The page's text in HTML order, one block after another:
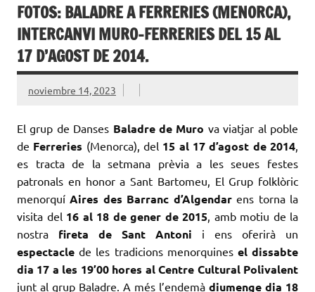
FOTOS: BALADRE A FERRERIES (MENORCA),
INTERCANVI MURO-FERRERIES DEL 15 AL
17 D’AGOST DE 2014.
noviembre 14, 2023
El grup de Danses Baladre de Muro va viatjar al poble
de Ferreries (Menorca), del 15 al 17 d’agost de 2014
es tracta de la setmana prèvia a les seues festes
patronals en honor a Sant Bartomeu, El Grup folklòric
menorquí Aires des Barranc d’Algendarens torna la
visita del 16 al 18 de gener de 2015 , amb motiu de la
nostra fireta de Sant Antoni i ens oferirà un
espectacle de les tradicions menorquines el dissabte
dia 17 a les 19’00 hores al Centre Cultural Polivalent
junt al grup Baladre. A més l’endemà diumenge dia 18